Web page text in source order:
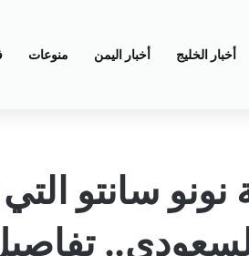
أخبار الخليج أخبار اليمن منوعات
سانتو